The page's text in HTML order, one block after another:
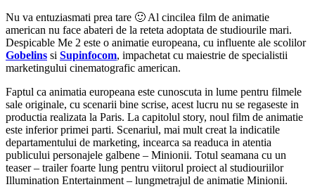
Nu va entuziasmati prea tare 🙂 Al cincilea film de animatie
american nu face abateri de la reteta adoptata de studiourile mari.
Despicable Me 2 este o animatie europeana, cu influente ale scolilor
Gobelins si Supinfocom, impachetat cu maiestrie de specialistii
marketingului cinematografic american.
Faptul ca animatia europeana este cunoscuta in lume pentru filmele
sale originale, cu scenarii bine scrise, acest lucru nu se regaseste in
productia realizata la Paris. La capitolul story, noul film de animatie
este inferior primei parti. Scenariul, mai mult creat la indicatile
departamentului de marketing, incearca sa readuca in atentia
publicului personajele galbene – Minionii. Totul seamana cu un
teaser – trailer foarte lung pentru viitorul proiect al studiouriilor
Illumination Entertainment – lungmetrajul de animatie Minionii.